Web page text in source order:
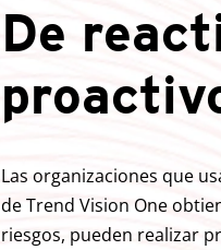
De
Las organizaciones que
de Trend Vision One
riesgos, pueden realizar